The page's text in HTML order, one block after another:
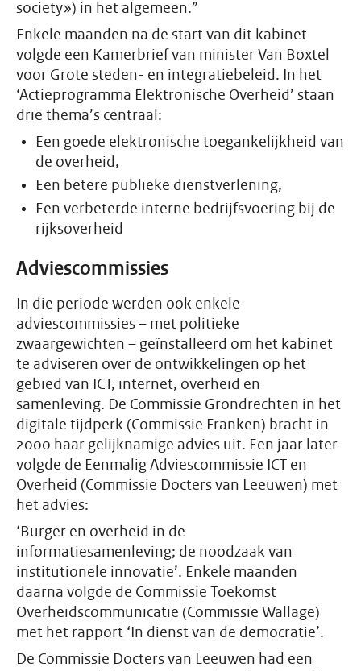
society») in het algemeen.”
Enkele maanden na de start van dit kabinet
volgde een Kamerbrief van minister Van Boxtel
voor Grote steden- en integratiebeleid. In het
‘Actieprogramma Elektronische Overheid’ staan
drie thema’s centraal:
Een goede elektronische toegankelijkheid van
de overheid,
Een betere publieke dienstverlening,
Een verbeterde interne bedrijfsvoering bij de
rijksoverheid
Adviescommissies
In die periode werden ook enkele
adviescommissies – met politieke
zwaargewichten – geïnstalleerd om het kabinet
te adviseren over de ontwikkelingen op het
gebied van ICT, internet, overheid en
samenleving. De Commissie Grondrechten in het
digitale tijdperk (Commissie Franken) bracht in
2000 haar gelijknamige advies uit. Een jaar later
volgde de Eenmalig Adviescommissie ICT en
Overheid (Commissie Docters van Leeuwen) met
het advies:
‘Burger en overheid in de
informatiesamenleving; de noodzaak van
institutionele innovatie’. Enkele maanden
daarna volgde de Commissie Toekomst
Overheidscommunicatie (Commissie Wallage)
met het rapport ‘In dienst van de democratie’.
De Commissie Docters van Leeuwen had een